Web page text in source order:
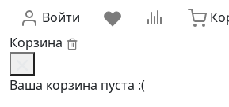
Войти
Корзина
Ваша корзина пуста :(